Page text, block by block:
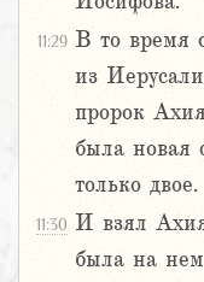
11:29 В то время
из
пророк
была новая
только двое.
11:30 И взял
была на